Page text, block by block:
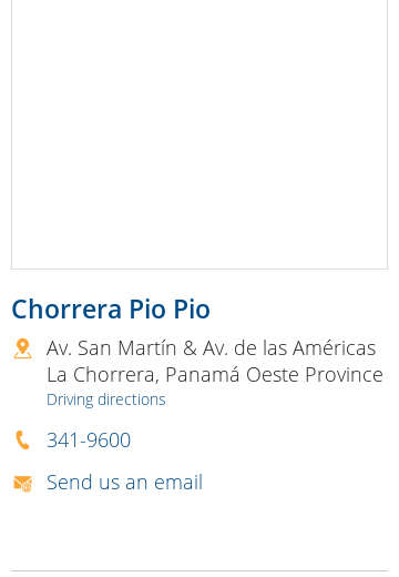
Chorrera Pio Pio
Av. San Martín & Av. de las Américas
La Chorrera, Panamá Oeste Province
Driving directions
341-9600
Send us an email